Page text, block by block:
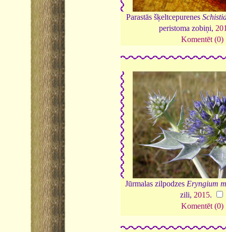
Parastās šķeltcepurenes
peristoma zobiņi,
Komentēt (0)
Jūrmalas zilpodzes Eryngium
zili, 2015.
Komentēt (0)